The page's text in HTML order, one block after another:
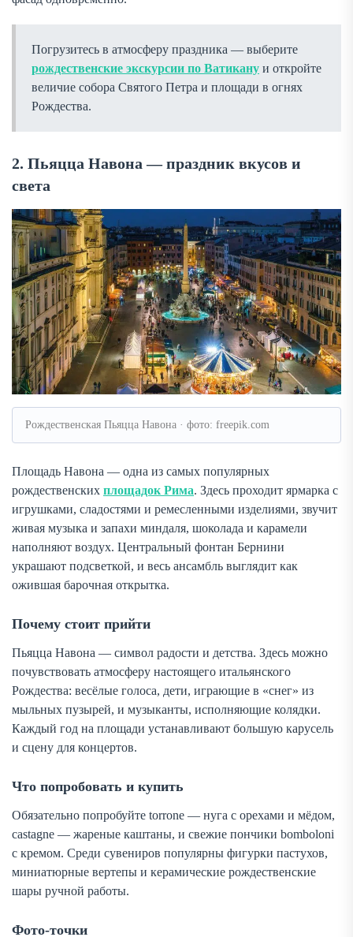
Погрузитесь в атмосферу праздника — выберите
рождественские экскурсии по Ватикану и откройте
величие собора Святого Петра и площади в огнях
Рождества.
2. Пьяцца Навона — праздник вкусов и
света
Рождественская Пьяцца Навона · фото: freepik.com
Площадь Навона — одна из самых популярных
рождественских площадок Рима. Здесь проходит ярмарка с
игрушками, сладостями и ремесленными изделиями, звучит
живая музыка и запахи миндаля, шоколада и карамели
наполняют воздух. Центральный фонтан Бернини
украшают подсветкой, и весь ансамбль выглядит как
ожившая барочная открытка.
Почему стоит прийти
Пьяцца Навона — символ радости и детства. Здесь можно
почувствовать атмосферу настоящего итальянского
Рождества: весёлые голоса, дети, играющие в «снег» из
мыльных пузырей, и музыканты, исполняющие колядки.
Каждый год на площади устанавливают большую карусель
и сцену для концертов.
Что попробовать и купить
Обязательно попробуйте torrone — нуга с орехами и мёдом,
castagne — жареные каштаны, и свежие пончики bomboloni
с кремом. Среди сувениров популярны фигурки пастухов,
миниатюрные вертепы и керамические рождественские
шары ручной работы.
Фото-точки